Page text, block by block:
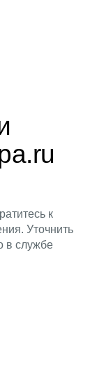
к
Уточнить
в службе